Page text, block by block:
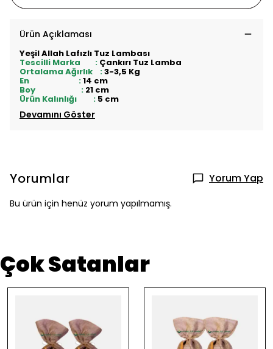
Ürün Açıklaması
Yeşil Allah Lafızlı Tuz Lambası
Tescilli Marka : Çankırı Tuz Lamba
Ortalama Ağırlık :3-3,5 Kg
En :14 cm
Boy : 21 cm
Ürün Kalınlığı : 5 cm
Devamını Göster
Yorumlar Yorum Yap
Bu ürün için henüz yorum yapılmamış.
Çok Satanlar